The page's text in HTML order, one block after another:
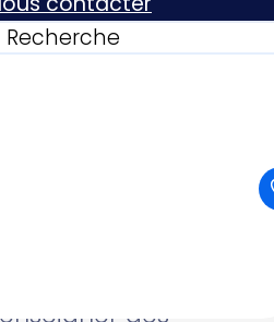
et leurs bienfaits
musculaire.
entre
et savoir les
et matériels
pratiquer
des